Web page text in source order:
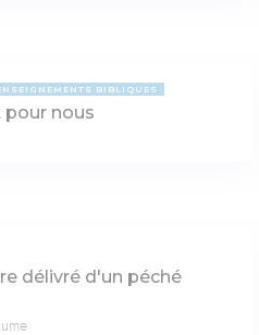
BIBLIQUES
nous
délivré d'un péché